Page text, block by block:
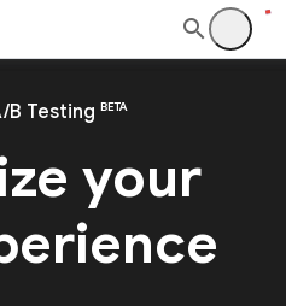
B Testing BETA
your